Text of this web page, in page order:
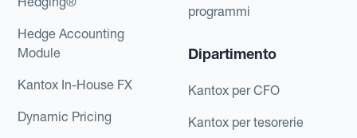
Hedge Accounting
Module
Kantox In-House FX
Dynamic Pricing
programmi
Dipartimento
Kantox per CFO
Kantox per tesorerie